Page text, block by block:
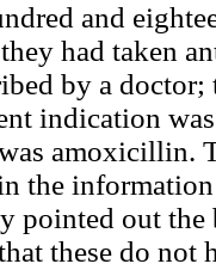
and
they had taken
by a
indication
amoxicillin.
the
pointed out
these do not